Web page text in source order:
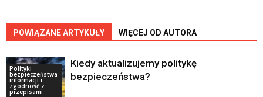
POWIĄZANE ARTYKUŁY WIĘCEJ OD AUTORA
Polityki
bezpieczeństwa
informacji i
zgodność z
przepisami
Kiedy aktualizujemy politykę
bezpieczeństwa?